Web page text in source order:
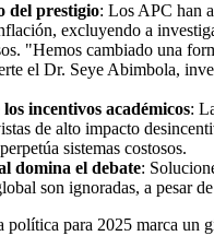
del prestigio: Los APC han
excluyendo a
"Hemos cambiado una
el Dr. Seye Abimbola,
incentivos académicos:
de alto impacto
sistemas costosos.
domina el debate:
son ignoradas, a pesar
política para 2025 marca un